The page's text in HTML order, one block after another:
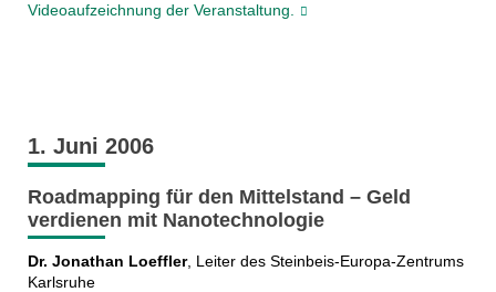
Videoaufzeichnung der Veranstaltung.
1. Juni 2006
Roadmapping für den Mittelstand – Geld
verdienen mit Nanotechnologie
Dr. Jonathan Loeffler, Leiter des Steinbeis-Europa-Zentrums
Karlsruhe